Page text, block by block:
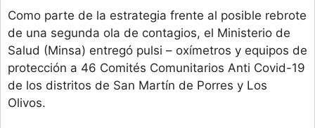
Como parte de la estrategia frente al posible rebrote
de una segunda ola de contagios, el Ministerio de
Salud (Minsa) entregó pulsi – oxímetros y equipos de
protección a 46 Comités Comunitarios Anti Covid-19
de los distritos de San Martín de Porres y Los
Olivos.